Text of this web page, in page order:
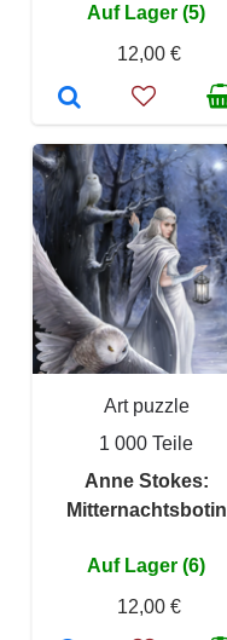
Auf Lager (5)
12,00 €
Art puzzle
1 000 Teile
Anne Stokes:
Mitternachtsbotin
Auf Lager (6)
12,00 €